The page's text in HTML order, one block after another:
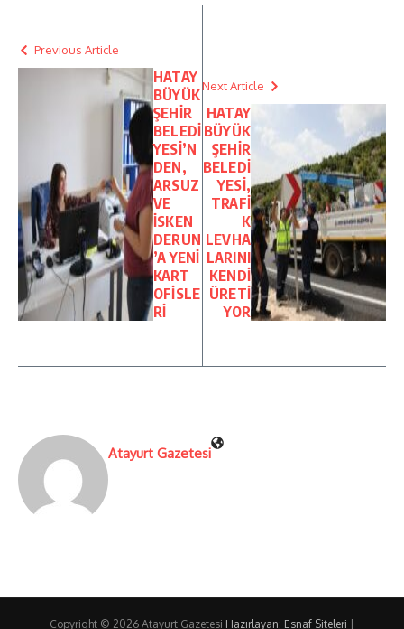
Previous Article
HATAY
BÜYÜK
ŞEHİR
BELEDİ
YESİ’N
DEN,
ARSUZ
VE
İSKEN
DERUN
’A YENİ
KART
OFİSLE
Rİ
Next Article
HATAY
BÜYÜK
ŞEHİR
BELEDİ
YESİ,
TRAFİ
K
LEVHA
LARINI
KENDİ
ÜRETİ
YOR
Atayurt Gazetesi
Copyright © 2026 Atayurt Gazetesi Hazırlayan: Esnaf Siteleri |